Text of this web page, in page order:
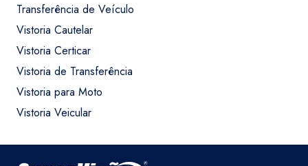
Transferência de Veículo
Vistoria Cautelar
Vistoria Certicar
Vistoria de Transferência
Vistoria para Moto
Vistoria Veicular